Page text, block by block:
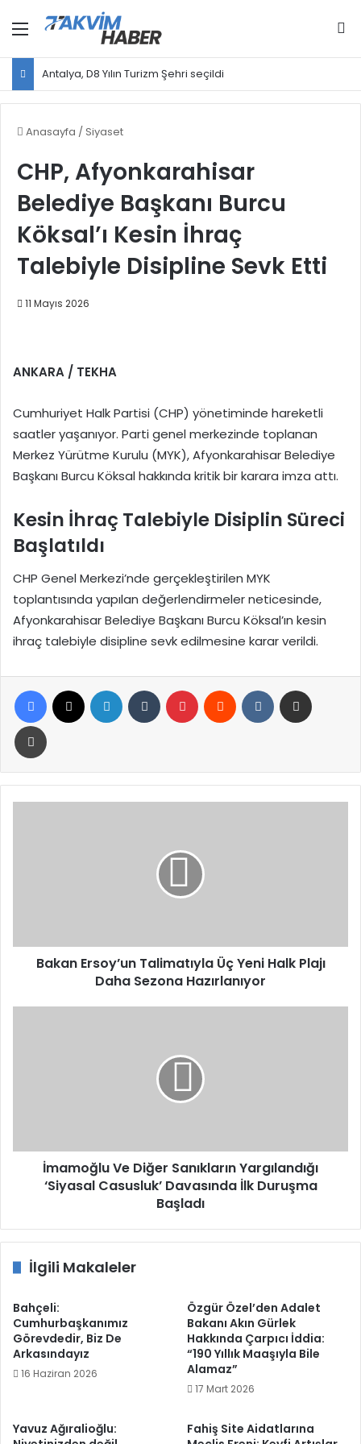
Menü
Antalya, D8 Yılın Turizm Şehri seçildi
Anasayfa / Siyaset
CHP, Afyonkarahisar
Belediye Başkanı Burcu
Köksal’ı Kesin İhraç
Talebiyle Disipline Sevk Etti
11 Mayıs 2026
ANKARA / TEKHA
Cumhuriyet Halk Partisi (CHP) yönetiminde hareketli
saatler yaşanıyor. Parti genel merkezinde toplanan
Merkez Yürütme Kurulu (MYK), Afyonkarahisar Belediye
Başkanı Burcu Köksal hakkında kritik bir karara imza attı.
Kesin İhraç Talebiyle Disiplin Süreci
Başlatıldı
CHP Genel Merkezi’nde gerçekleştirilen MYK
toplantısında yapılan değerlendirmeler neticesinde,
Afyonkarahisar Belediye Başkanı Burcu Köksal’ın kesin
ihraç talebiyle disipline sevk edilmesine karar verildi.
Facebook LinkedIn Tumblr Pinterest Reddit VKontakte
Yazdır
Sezona
Hazırlanıyor
Bakan Ersoy’un Talimatıyla Üç Yeni Halk Plajı
Daha Sezona Hazırlanıyor
İlk
Duruşma
Başladı
İmamoğlu Ve Diğer Sanıkların Yargılandığı
‘Siyasal Casusluk’ Davasında İlk Duruşma
Başladı
İlgili Makaleler
Bahçeli:
Cumhurbaşkanımız
Görevdedir, Biz De
Arkasındayız
16 Haziran 2026
Özgür Özel’den Adalet
Bakanı Akın Gürlek
Hakkında Çarpıcı İddia:
“190 Yıllık Maaşıyla Bile
Alamaz”
17 Mart 2026
Yavuz Ağıralioğlu:
Fahiş Site Aidatlarına